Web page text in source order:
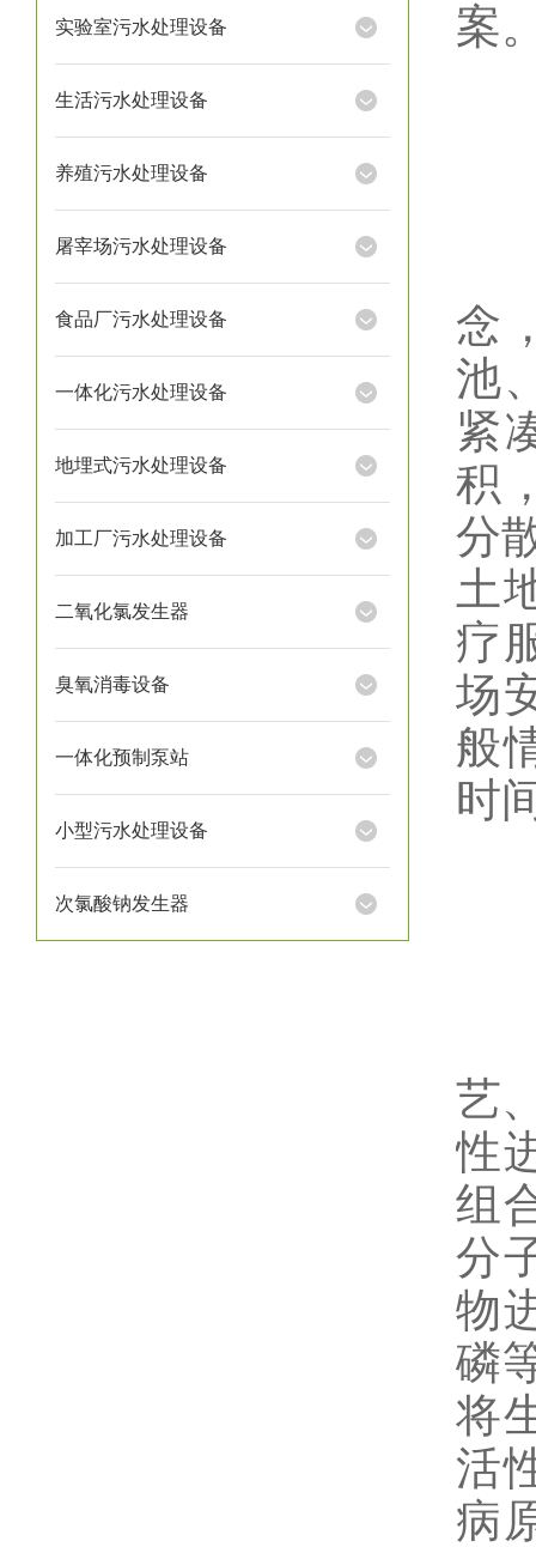
实验室污水处理设备
生活污水处理设备
养殖污水处理设备
屠宰场污水处理设备
食品厂污水处理设备
一体化污水处理设备
地埋式污水处理设备
加工厂污水处理设备
二氧化氯发生器
臭氧消毒设备
一体化预制泵站
小型污水处理设备
次氯酸钠发生器
案
念
池
紧
积
分
土
疗
场
般
时
艺
性
组
分
物
磷
将
活
病